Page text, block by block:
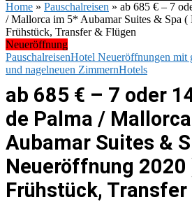
Home » Pauschalreisen » ab 685 € – 7
/ Mallorca im 5* Aubamar Suites & Spa
Frühstück, Transfer & Flügen
Neueröffnung
PauschalreisenHotel Neueröffnungen mit
und nagelneuen ZimmernHotels
ab 685 € – 7 oder
de Palma /
Aubamar Suites &
Neueröffnung 2020
Frühstück, Transfer